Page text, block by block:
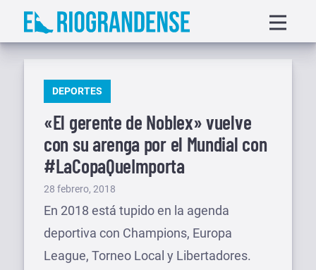
Saltar
menu
PUBLICADO
DEPORTES
«El gerente de Noblex» vuelve
con su arenga por el Mundial con
#LaCopaQueImporta
Publicado
el
28 febrero, 2018
En 2018 está tupido en la agenda
deportiva con Champions, Europa
League, Torneo Local y Libertadores.